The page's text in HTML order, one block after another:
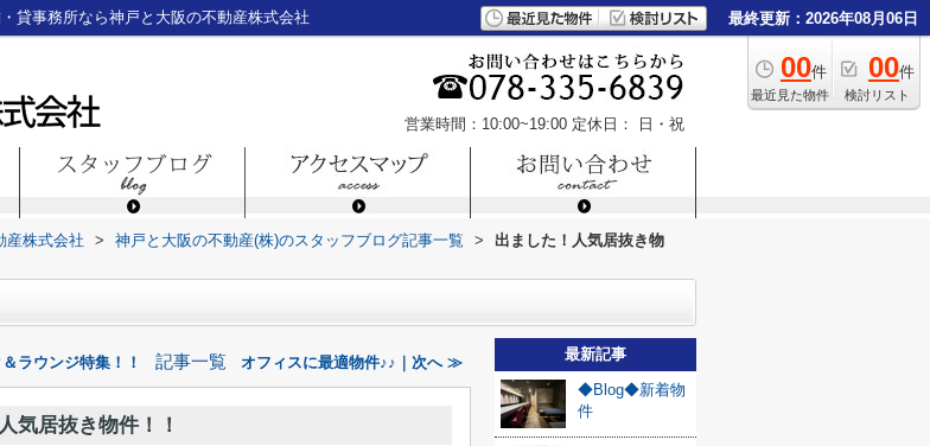
貸事務所なら神戸と大阪の不動産株式会社 最終更新：2026年08月06日
00件
最近見た物件
00件
検討リスト
営業時間：10:00~19:00 定休日： 日・祝
産株式会社 > 神戸と大阪の不動産(株)のスタッフブログ記事一覧 >
出ました！人気居抜き物
ラウンジ特集！！ 記事一覧 オフィスに最適物件♪♪｜次へ ≫
気居抜き物件！！
最新記事
◆Blog◆新着物
件